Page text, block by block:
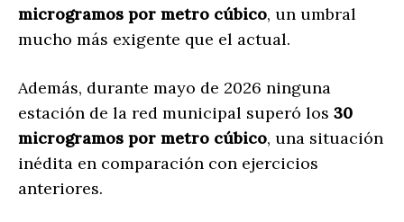
microgramos por metro cúbico, un umbral
mucho más exigente que el actual.
Además, durante mayo de 2026 ninguna
estación de la red municipal superó los 30
microgramos por metro cúbico, una situación
inédita en comparación con ejercicios
anteriores.